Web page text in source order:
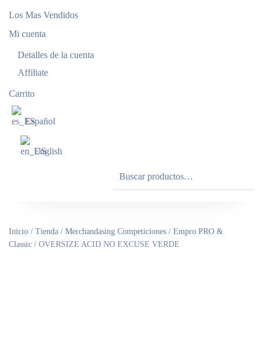
Los Mas Vendidos
Mi cuenta
Detalles de la cuenta
Affiliate
Carrito
Español
English
Inicio / Tienda / Merchandasing Competiciones / Empro PRO &
Classic / OVERSIZE ACID NO EXCUSE VERDE